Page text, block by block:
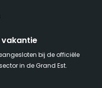
vakantie
bij de officiële
in de Grand Est.